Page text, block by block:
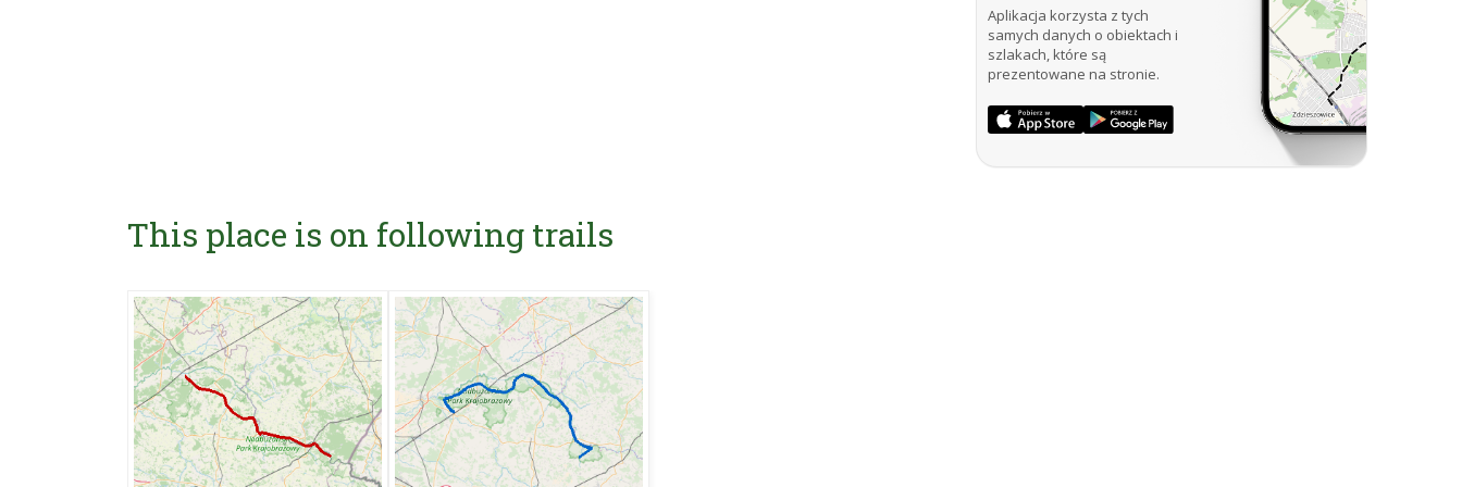
Aplikacja korzysta z tych
samych danych o obiektach i
szlakach, które są
prezentowane na stronie.
This place is on following trails